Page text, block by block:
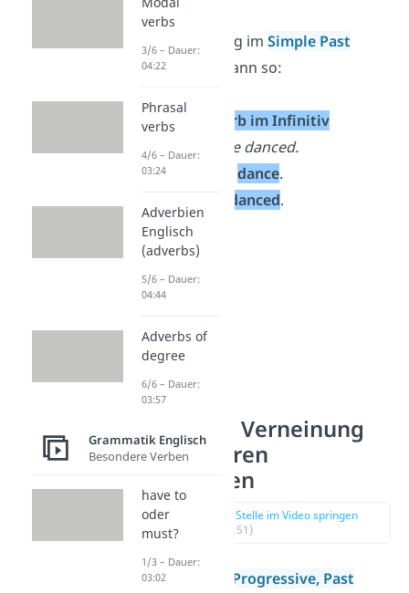
Die Verneinung im Simple Past
funktioniert dann so:
did+not Verb im Infinitiv
→ Beispiel:
She danced.
✓She dance.
danced.
Englische Verneinung
von anderen
Zeitformen
zur Stelle im Video springen
(00:51)
Beim Present Progressive, Past
verbs
3/6 – Dauer:
04:22
Phrasal
verbs
4/6 – Dauer:
03:24
Adverbien
Englisch
(adverbs)
5/6 – Dauer:
04:44
Adverbs of
degree
6/6 – Dauer:
03:57
Grammatik Englisch
Besondere Verben
have to
oder
must?
1/3 – Dauer:
03:02